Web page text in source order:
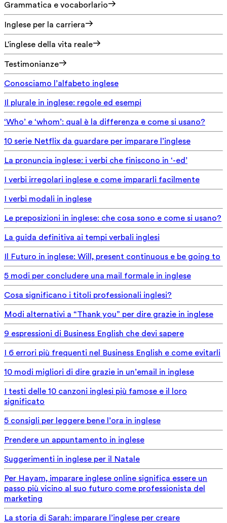
Grammatica e vocaborlario
Inglese per la carriera
L'inglese della vita reale
Testimonianze
Conosciamo l’alfabeto inglese
Il plurale in inglese: regole ed esempi
‘Who’ e ‘whom’: qual è la differenza e come si usano?
10 serie Netflix da guardare per imparare l’inglese
La pronuncia inglese: i verbi che finiscono in ‘-ed’
I verbi irregolari inglese e come impararli facilmente
I verbi modali in inglese
Le preposizioni in inglese: che cosa sono e come si usano?
La guida definitiva ai tempi verbali inglesi
Il Futuro in inglese: Will, present continuous e be going to
5 modi per concludere una mail formale in inglese
Cosa significano i titoli professionali inglesi?
Modi alternativi a “Thank you” per dire grazie in inglese
9 espressioni di Business English che devi sapere
I 6 errori più frequenti nel Business English e come evitarli
10 modi migliori di dire grazie in un’email in inglese
I testi delle 10 canzoni inglesi più famose e il loro
significato
5 consigli per leggere bene l’ora in inglese
Prendere un appuntamento in inglese
Suggerimenti in inglese per il Natale
Per Hayam, imparare inglese online significa essere un
passo più vicino al suo futuro come professionista del
marketing
La storia di Sarah: imparare l’inglese per creare